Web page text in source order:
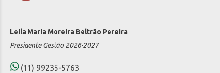
Leila Maria Moreira Beltrão Pereira
Presidente Gestão 2026-2027
(11) 99235-5763